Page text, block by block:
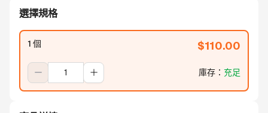
選擇規格
1 個 $110.00
庫存 ： 充足